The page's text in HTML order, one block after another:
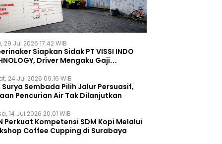
29 Jul 2026 17:42 WIB
Siapkan Sidak PT VISSI INDO
Driver Mengaku Gaji
24 Jul 2026 09:16 WIB
Surya Sembada Pilih Jalur Persuasif,
Pencurian Air Tak Dilanjutkan
14 Jul 2026 20:01 WIB
Perkuat Kompetensi SDM Kopi Melalui
Coffee Cupping di Surabaya